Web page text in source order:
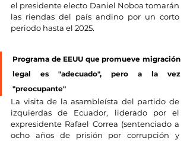
el presidente electo Daniel Noboa tomarán
las riendas del país andino por un corto
periodo hasta el 2025.
Programa de EEUU que promueve migración
legal es "adecuado", pero a la vez
"preocupante"
La visita de la asambleísta del partido de
izquierdas de Ecuador, liderado por el
expresidente Rafael Correa (sentenciado a
ocho años de prisión por corrupción y